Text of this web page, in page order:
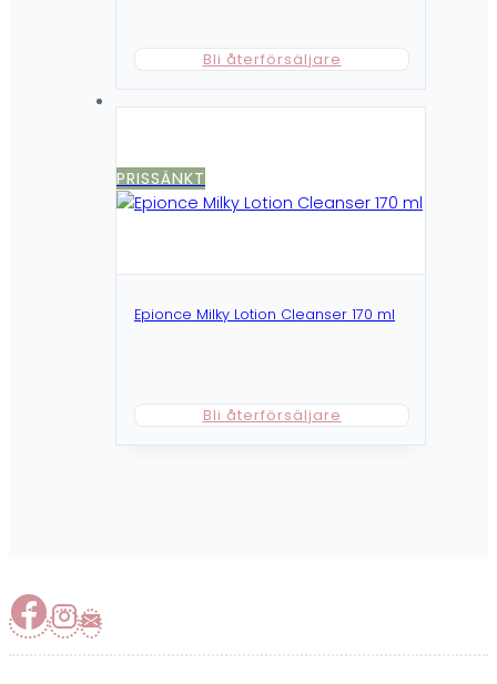
Bli återförsäljare
PRISSÄNKT
Epionce Milky Lotion Cleanser 170 ml
Bli återförsäljare